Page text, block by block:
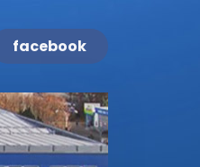
facebook